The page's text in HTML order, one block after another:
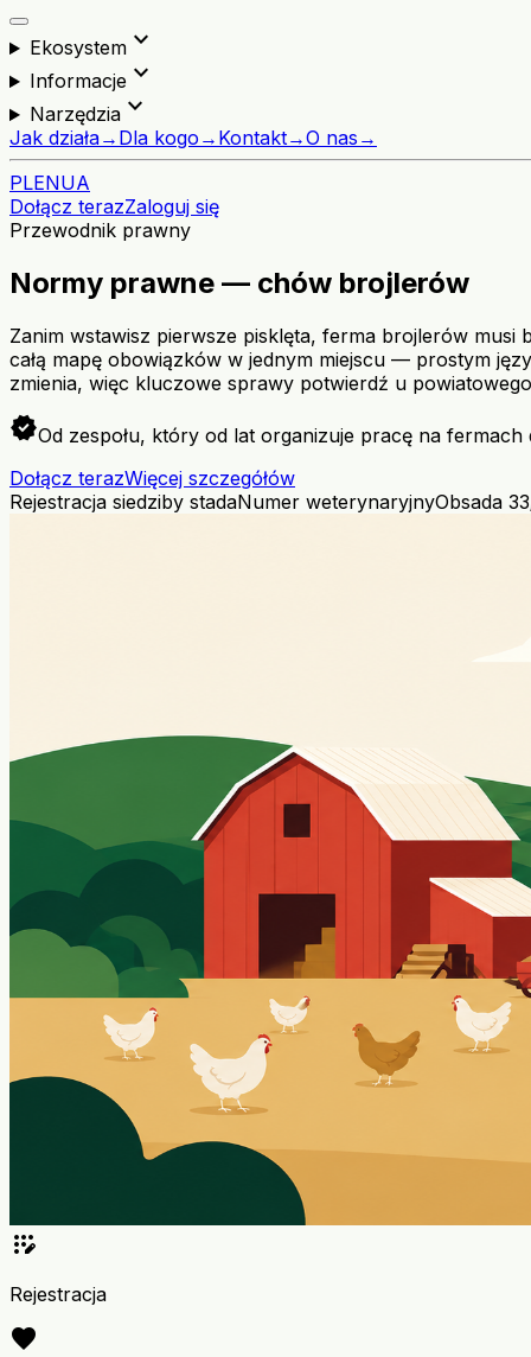
Ekosystemexpand_more
Informacjeexpand_more
Narzędziaexpand_more
Jak działa→ Dla kogo → Kontakt→O nas →
PLENUA
Dołącz terazZaloguj się
Przewodnik prawny
Normy prawne — chów brojlerów
Zanim wstawisz pierwsze pisklęta, ferma brojlerów musi
całą mapę obowiązków w jednym miejscu — prostym
zmienia, więc kluczowe sprawy potwierdź u
verifiedOd zespołu, który od lat organizuje pracę na fermach
Dołącz terazWięcej szczegółów
Rejestracja siedziby stadaNumer weterynaryjnyObsada
app_registration
Rejestracja
favorite